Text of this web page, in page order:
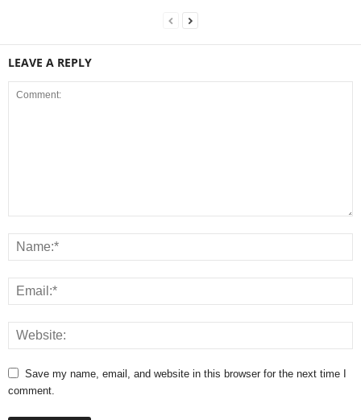
LEAVE A REPLY
Save my name, email, and website in this browser for the next time I
comment.